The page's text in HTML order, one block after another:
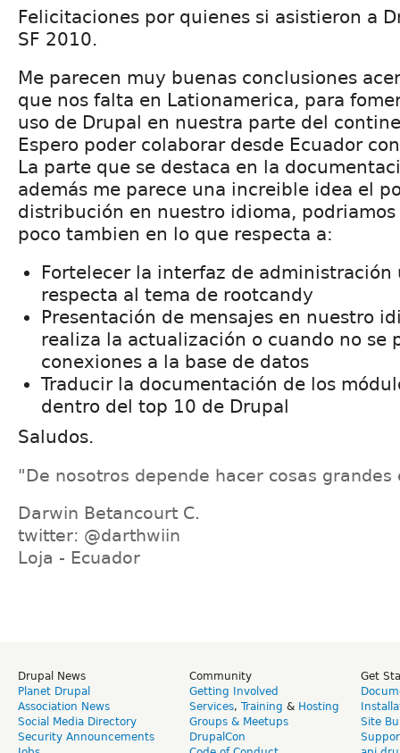
Felicitaciones por quienes si asistieron a
SF 2010.
Me parecen muy buenas conclusiones
que nos falta en Lationamerica, para
uso de Drupal en nuestra parte del
Espero poder colaborar desde Ecuador
La parte que se destaca en la
además me parece una increible idea el
distribución en nuestro idioma,
poco tambien en lo que respecta a:
Fortelecer la interfaz de administración
respecta al tema de rootcandy
Presentación de mensajes en nuestro
realiza la actualización o cuando no se
conexiones a la base de datos
Traducir la documentación de los
dentro del top 10 de Drupal
Saludos.
"De nosotros depende hacer cosas
Darwin Betancourt C.
twitter: @darthwiin
Loja - Ecuador
Drupal News
Planet Drupal
Association News
Social Media Directory
Security Announcements
Community
Getting Involved
Services, Training & Hosting
Groups & Meetups
DrupalCon
Get
Site